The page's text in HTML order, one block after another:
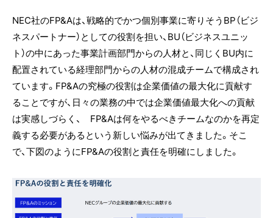
NEC社のFP&Aは、戦略的でかつ個別事業に寄りそうBP（ビジ
ネスパートナー）としての役割を担い、BU（ビジネスユニッ
ト）の中にあった事業計画部門からの人材と、同じくBU内に
配置されている経理部門からの人材の混成チームで構成され
ています。FP&Aの究極の役割は企業価値の最大化に貢献す
ることですが、日々の業務の中では企業価値最大化への貢献
は実感しづらく、 FP&Aは何をやるべきチームなのかを再定
義する必要があるという新しい悩みが出てきました。そこ
で、下図のようにFP&Aの役割と責任を明確にしました。